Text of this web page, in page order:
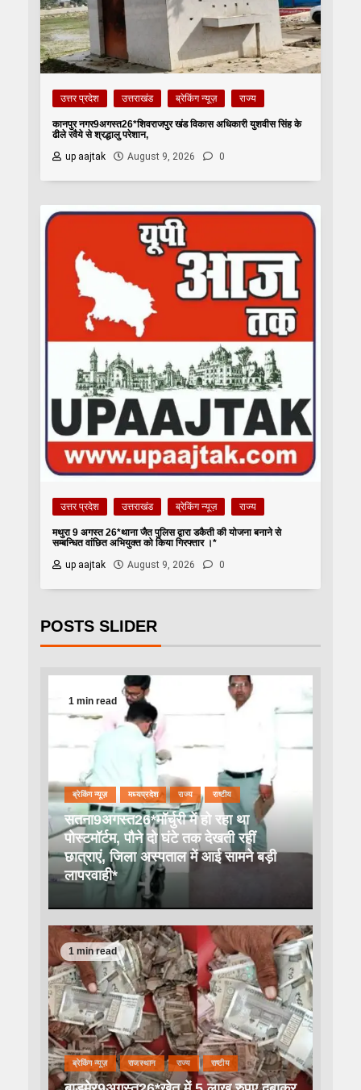
उत्तर प्रदेश उत्तराखंड ब्रेकिंग न्यूज़ राज्य
कानपुर नगर9अगस्त26*शिवराजपुर खंड विकास अधिकारी युशवीस सिंह के
ढीले रवैये से श्रद्धालु परेशान,
up aajtak
August 9, 2026 0
उत्तर प्रदेश उत्तराखंड ब्रेकिंग न्यूज़ राज्य
मथुरा 9 अगस्त 26*थाना जैत पुलिस द्वारा डकैती की योजना बनाने से
सम्बन्धित वांछित अभियुक्त को किया गिरफ्तार ।*
up aajtak
August 9, 2026 0
POSTS SLIDER
1 min read
ब्रेकिंग न्यूज़ मध्यप्रदेश राज्य राष्टीय
सतना9अगस्त26*मॉर्चुरी में हो रहा था
पोस्टमॉर्टम, पौने दो घंटे तक देखती रहीं
छात्राएं, जिला अस्पताल में आई सामने बड़ी
लापरवाही*
1 min read
ब्रेकिंग न्यूज़ राजस्थान राज्य राष्टीय